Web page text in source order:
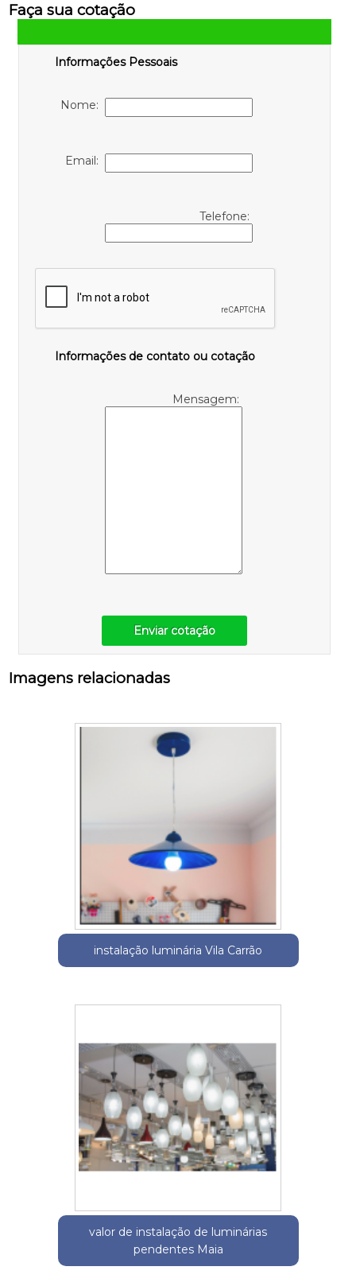
Faça sua cotação
Informações Pessoais
Nome:
Email:
Telefone:
Informações de contato ou cotação
Mensagem:
Enviar cotação
Imagens relacionadas
instalação luminária Vila Carrão
valor de instalação de luminárias
pendentes Maia